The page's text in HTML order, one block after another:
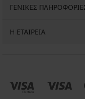
ΓΕΝΙΚΕΣ
Η ΕΤΑΙΡΕΙΑ